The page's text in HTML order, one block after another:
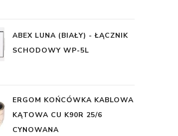
ABEX LUNA (BIAŁY) - ŁĄCZNIK
SCHODOWY WP-5L
ERGOM KOŃCÓWKA KABLOWA
KĄTOWA CU K90R 25/6
CYNOWANA